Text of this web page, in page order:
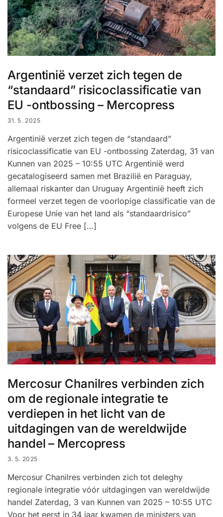
Argentinië verzet zich tegen de
“standaard” risicoclassificatie van
EU -ontbossing – Mercopress
31. 5. 2025
Argentinië verzet zich tegen de “standaard”
risicoclassificatie van EU -ontbossing Zaterdag, 31 van
Kunnen van 2025 – 10:55 UTC Argentinië werd
gecatalogiseerd samen met Brazilië en Paraguay,
allemaal riskanter dan Uruguay Argentinië heeft zich
formeel verzet tegen de voorlopige classificatie van de
Europese Unie van het land als “standaardrisico”
volgens de EU Free […]
Mercosur Chanilres verbinden zich
om de regionale integratie te
verdiepen in het licht van de
uitdagingen van de wereldwijde
handel – Mercopress
3. 5. 2025
Mercosur Chanilres verbinden zich tot deleghy
regionale integratie vóór uitdagingen van wereldwijde
handel Zaterdag, 3 van Kunnen van 2025 – 10:55 UTC
Voor het eerst in 34 jaar kwamen de ministers van